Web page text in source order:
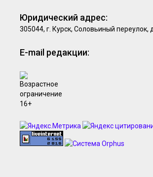
Юридический адрес:
305044, г. Курск, Соловьиный переулок,
E-mail редакции: